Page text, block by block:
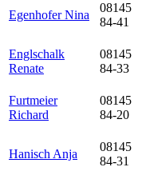
Egenhofer Nina
08145
84-41
Englschalk
Renate
08145
84-33
Furtmeier
Richard
08145
84-20
Hanisch Anja
08145
84-31